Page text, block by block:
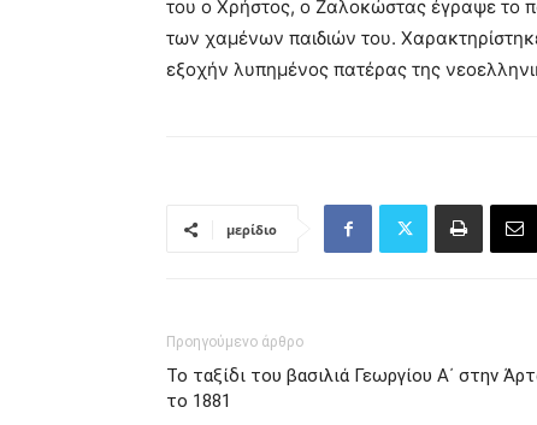
του ο Χρήστος, ο Ζαλοκώστας έγραψε το
των χαμένων παιδιών του.
εξοχήν λυπημένος πατέρας της
μερίδιο
Προηγούμενο άρθρο
Το ταξίδι του βασιλιά Γεωργίου Α΄ στην
το 1881